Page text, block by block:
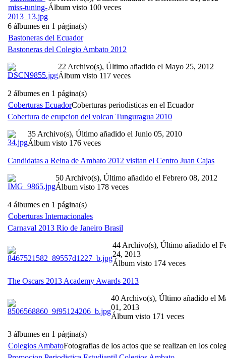
Álbum visto 100 veces
6 álbumes en 1 página(s)
Bastoneras del Ecuador
Bastoneras del Colegio Ambato 2012
22 Archivo(s), Último añadido el Mayo 25, 2012
Álbum visto 117 veces
2 álbumes en 1 página(s)
Coberturas EcuadorCoberturas periodisticas en el Ecuador
Cobertura de erupcion del volcan Tunguragua 2010
35 Archivo(s), Último añadido el Junio 05, 2010
Álbum visto 176 veces
Candidatas a Reina de Ambato 2012 visitan el Centro Juan Cajas
50 Archivo(s), Último añadido el Febrero 08, 2012
Álbum visto 178 veces
4 álbumes en 1 página(s)
Coberturas Internacionales
Carnaval 2013 Rio de Janeiro Brasil
44 Archivo(s), Último añadido el
24, 2013
Álbum visto 174 veces
The Oscars 2013 Academy Awards 2013
40 Archivo(s), Último añadido el
01, 2013
Álbum visto 171 veces
3 álbumes en 1 página(s)
Colegios AmbatoFotografias de los actos que se realizan en los